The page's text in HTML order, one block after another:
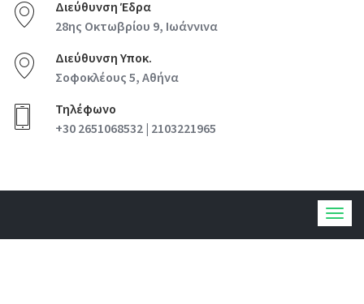
Διεύθυνση Έδρα
28ης Οκτωβρίου 9, Ιωάννινα
Διεύθυνση Υποκ.
Σοφοκλέους 5, Αθήνα
Τηλέφωνο
+30 2651068532 | 2103221965